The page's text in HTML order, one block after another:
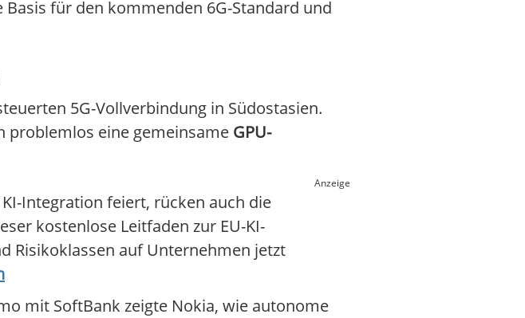
für den kommenden 6G-Standard und
5G-Vollverbindung in Südostasien.
problemlos eine gemeinsame GPU-
Anzeige
Integration feiert, rücken auch die
kostenlose Leitfaden zur EU-KI-
Risikoklassen auf Unternehmen jetzt
mit SoftBank zeigte Nokia, wie autonome